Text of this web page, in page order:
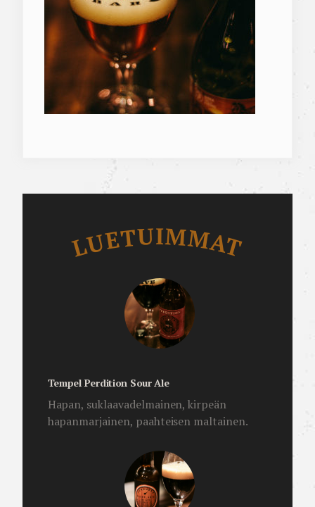
LUETUIMMAT
Tempel Perdition Sour Ale
Hapan, suklaavadelmainen, kirpeän
hapanmarjainen, paahteisen maltainen.